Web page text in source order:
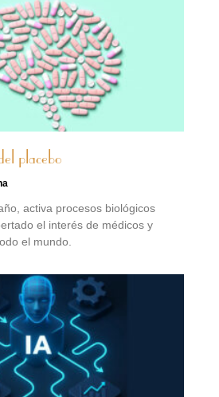
placebo
activa procesos biológicos
el interés de médicos y
el mundo.